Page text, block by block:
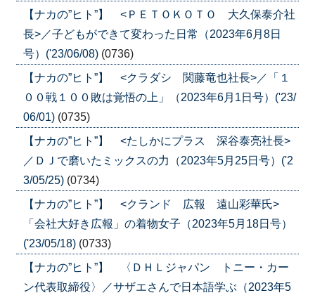
【ナカの”ヒト”】 <ＰＥＴＯＫＯＴＯ 大久保泰介社
長>／子どもができて変わった日常（2023年6月8日
号）('23/06/08) (0736)
【ナカの”ヒト”】 <クラダシ 関藤竜也社長>／「１
００戦１００敗は覚悟の上」（2023年6月1日号）('23/
06/01) (0735)
【ナカの”ヒト”】 <たしかにプラス 深谷泰亮社長>
／ＤＪで磨いたミックスの力（2023年5月25日号）('2
3/05/25) (0734)
【ナカの”ヒト”】 <クランド 広報 遠山彩華氏>
「会社大好き広報」の着物女子（2023年5月18日号）
('23/05/18) (0733)
【ナカの”ヒト”】 〈ＤＨＬジャパン トニー・カー
ン代表取締役〉／サザエさんで日本語学ぶ（2023年5